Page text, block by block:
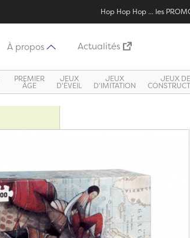
Hop Hop Hop ... les
À propos Actualités
PREMIER
ÂGE
JEUX
D'ÉVEIL
JEUX
D'IMITATION
JEUX DE